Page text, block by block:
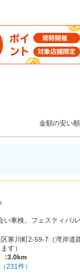
金額の安い順
車検。フェスティバル
寒川町2-59-7（湾岸道
す）
:3.0km
（231件）